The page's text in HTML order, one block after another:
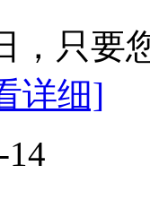
，只要
详细]
14